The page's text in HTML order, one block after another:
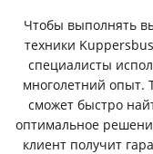
Чтобы выполнять
техники
специалисты
многолетний опыт.
сможет быстро
оптимальное
клиент получит